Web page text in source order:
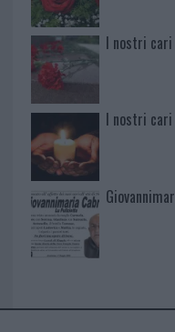
I nostri cari
I nostri cari